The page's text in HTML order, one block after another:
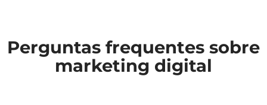
Perguntas frequentes sobre
marketing digital